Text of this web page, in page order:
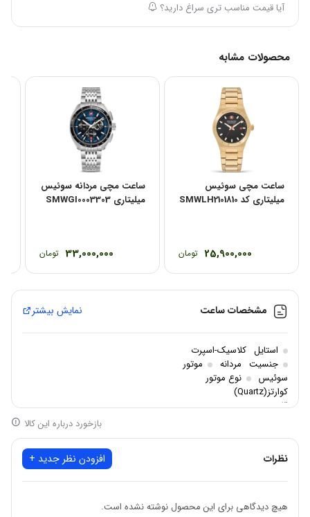
آیا قیمت مناسب تری سراغ دارید؟
محصولات مشابه
ساعت مچی سوئیس
میلیتاری کد SMWLH2101810
25,900,000 تومان
ساعت مچی مردانه سوئیس
میلیتاری SMWGI0003303
33,000,000 تومان
مشخصات ساعت نمایش بیشتر
استایل کلاسیک-اسپرت
جنسیت مردانه
موتور
سوئیس
نوع موتور
کوارتز(Quartz)
3 موتور
بازخورد درباره این کالا
نظرات افزودن نظر جدید +
هیچ دیدگاهی برای این محصول نوشته نشده است.